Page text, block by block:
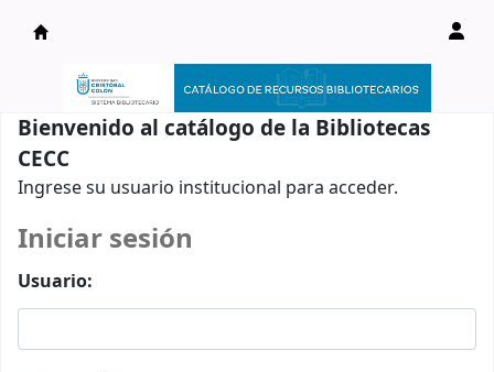
Catálogo en línea
Bienvenido al catálogo de la Bibliotecas
CECC
Ingrese su usuario institucional para acceder.
Iniciar sesión
Usuario: